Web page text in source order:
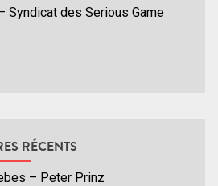
Syndicat des Serious Game
RÉCENTS
– Peter Prinz